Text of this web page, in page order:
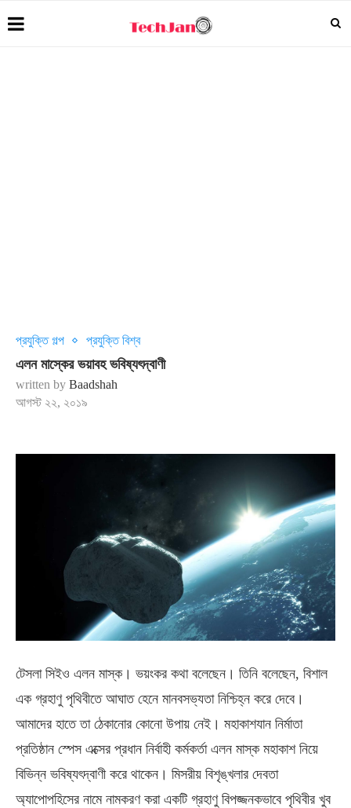
প্রযুক্তি গল্প প্রযুক্তি বিশ্ব
এলন মাস্কের ভয়াবহ ভবিষ্যৎদ্বাণী
written by Baadshah
আগস্ট ২২, ২০১৯
টেসলা সিইও এলন মাস্ক। ভয়ংকর কথা বলেছেন। তিনি বলেছেন, বিশাল
এক গ্রহাণু পৃথিবীতে আঘাত হেনে মানবসভ্যতা নিশ্চিহ্ন করে দেবে।
আমাদের হাতে তা ঠেকানোর কোনো উপায় নেই। মহাকাশযান নির্মাতা
প্রতিষ্ঠান স্পেস এক্সের প্রধান নির্বাহী কর্মকর্তা এলন মাস্ক মহাকাশ নিয়ে
বিভিন্ন ভবিষ্যৎদ্বাণী করে থাকেন। মিসরীয় বিশৃঙ্খলার দেবতা
অ্যাপোপহিসের নামে নামকরণ করা একটি গ্রহাণু বিপজ্জনকভাবে পৃথিবীর খুব